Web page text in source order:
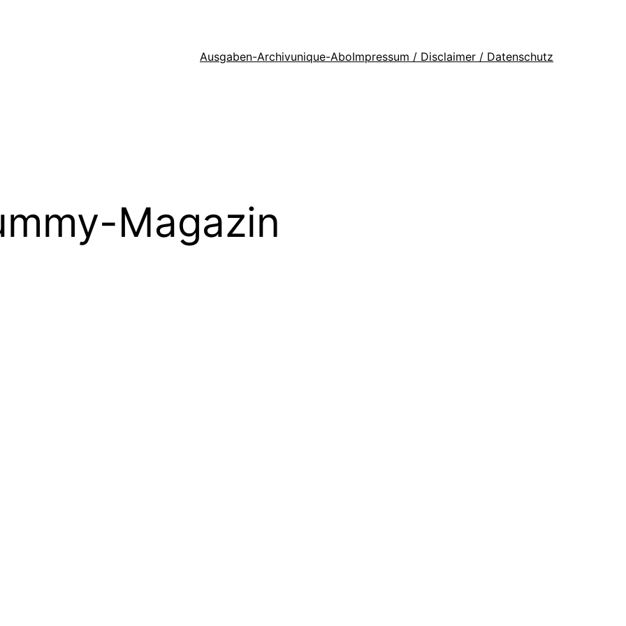
Ausgaben-Archivunique-AboImpressum / Disclaimer / Datenschutz
Magazin